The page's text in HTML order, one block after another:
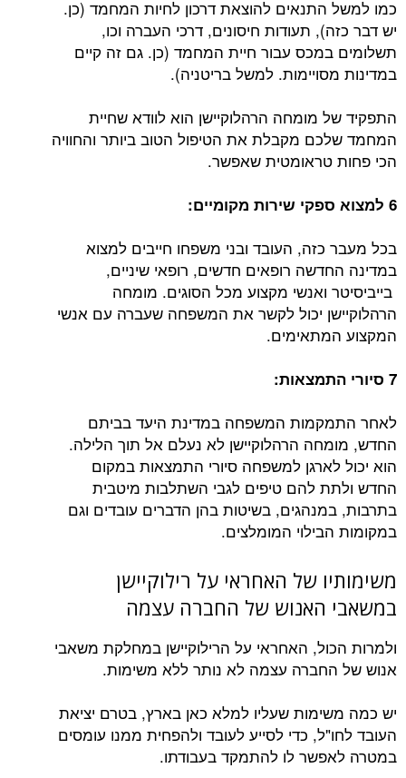
כמו למשל התנאים להוצאת דרכון לחיות המחמד (כן.
יש דבר כזה), תעודות חיסונים, דרכי העברה וכו,
תשלומים במכס עבור חיית המחמד (כן. גם זה קיים
במדינות מסויימות. למשל בריטניה).
התפקיד של מומחה הרהלוקיישן הוא לוודא שחיית
המחמד שלכם מקבלת את הטיפול הטוב ביותר והחוויה
הכי פחות טראומטית שאפשר.
6 למצוא ספקי שירות מקומיים:
בכל מעבר כזה, העובד ובני משפחו חייבים למצוא
במדינה החדשה רופאים חדשים, רופאי שיניים,
בייביסיטר ואנשי מקצוע מכל הסוגים. מומחה
הרהלוקיישן יכול לקשר את המשפחה שעברה עם אנשי
המקצוע המתאימים.
7 סיורי התמצאות:
לאחר התמקמות המשפחה במדינת היעד בביתם
החדש, מומחה הרהלוקיישן לא נעלם אל תוך הלילה.
הוא יכול לארגן למשפחה סיורי התמצאות במקום
החדש ולתת להם טיפים לגבי השתלבות מיטבית
בתרבות, במנהגים, בשיטות בהן הדברים עובדים וגם
במקומות הבילוי המומלצים.
משימותיו של האחראי על רילוקיישן
במשאבי האנוש של החברה עצמה
ולמרות הכול, האחראי על הרילוקיישן במחלקת משאבי
אנוש של החברה עצמה לא נותר ללא משימות.
יש כמה משימות שעליו למלא כאן בארץ, בטרם יציאת
העובד לחו"ל, כדי לסייע לעובד ולהפחית ממנו עומסים
במטרה לאפשר לו להתמקד בעבודתו.